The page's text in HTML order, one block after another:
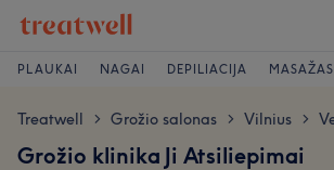
PLAUKAI NAGAI DEPILIACIJA MASAŽAS
Treatwell > Grožio salonas > Vilnius >
Grožio klinika Ji Atsiliepimai